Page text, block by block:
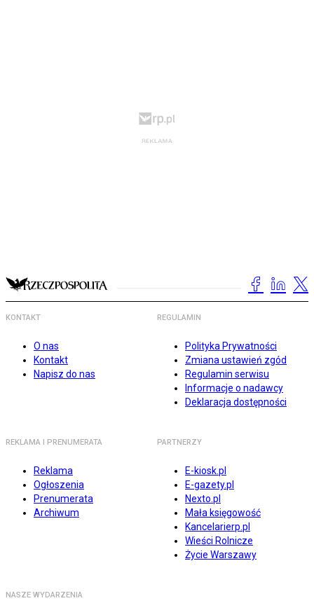
KONTAKT
O nas
Kontakt
Napisz do nas
REGULAMIN
Polityka Prywatności
Zmiana ustawień zgód
Regulamin serwisu
Informacje o nadawcy
Deklaracja dostępności
REKLAMA I PRENUMERATA
Reklama
Ogłoszenia
Prenumerata
Archiwum
PARTNERZY
E-kiosk.pl
E-gazety.pl
Nexto.pl
Mała księgowość
Kancelarierp.pl
Wieści Rolnicze
Życie Warszawy
NASZE WYDARZENIA